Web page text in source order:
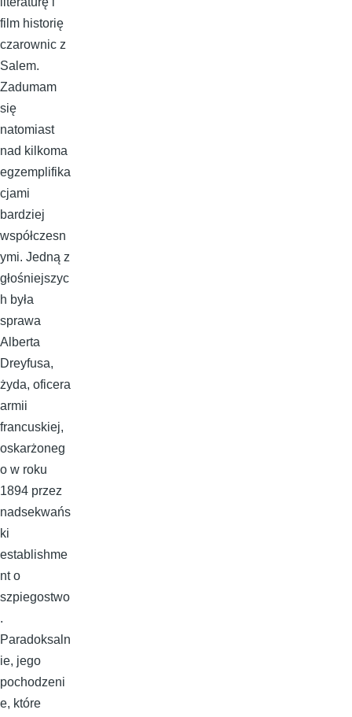
film historię
czarownic z
Salem.
Zadumam
się
natomiast
nad kilkoma
egzemplifika
cjami
bardziej
współczesn
ymi. Jedną z
głośniejszyc
h była
sprawa
Alberta
Dreyfusa,
żyda, oficera
armii
francuskiej,
oskarżoneg
o w roku
1894 przez
nadsekwańs
ki
establishme
nt o
szpiegostwo
.
Paradoksaln
ie, jego
pochodzeni
e, które